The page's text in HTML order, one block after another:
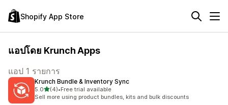
Shopify App Store
แอปโดย Krunch Apps
แอป 1 รายการ
Krunch Bundle & Inventory Sync
5.0เต็ม 5 ดาว
(4)
ทั้งหมด 4 รีวิว
•Free trial available
Sell more using product bundles, kits and bulk discounts